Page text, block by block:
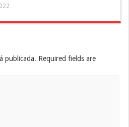
publicada. Required fields are